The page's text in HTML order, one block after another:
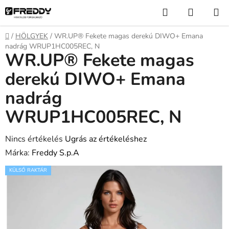
Ugrás
fő
tartalomhoz
KeresésKOSÁR
Kezdőlap
/ HÖLGYEK / WR.UP® Fekete magas derekú DIWO+ Emana
nadrág WRUP1HC005REC, N
WR.UP® Fekete magas
derekú DIWO+ Emana
nadrág
WRUP1HC005REC, N
A
termék
átlagos
Nincs értékelés Ugrás az értékeléshez
Márka: Freddy S.p.A
KÜLSŐ RAKTÁR